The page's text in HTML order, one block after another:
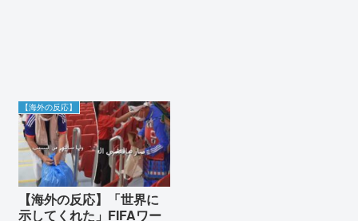
【海外の反応】
【海外の反応】「世界に
示してくれた」FIFAワー